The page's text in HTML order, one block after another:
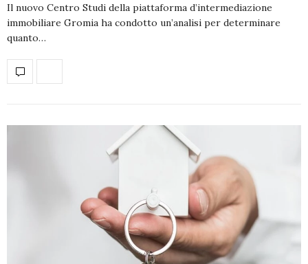
Il nuovo Centro Studi della piattaforma d’intermediazione
immobiliare Gromia ha condotto un’analisi per determinare
quanto…